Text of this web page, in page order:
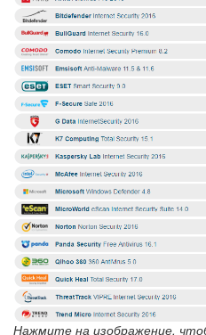
Нажмите на изображение,